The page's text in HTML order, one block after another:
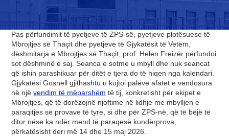
Pas përfundimit të pyetjeve të ZPS-së, pyetjeve plotësuese të
Mbrojtjes së Thaçit dhe pyetjeve të Gjykatësit të Vetëm,
dëshmitarja e Mbrojtjes së Thaçit, prof. Helen Freizër përfundoi
sot dëshminë e saj. Seanca e sotme u mbyll dhe nuk seancat
që ishin parashikuar për ditët e tjera do të hiqen nga kalendari.
Gjykatësi Gosnell gjithashtu u kujtoi palëve afatet e vendosura
në njëvendim të mëparshëm të tij, konkretisht për ekipet e
Mbrojtjes, që të dorëzojnë njoftime në lidhje me mbylljen e
paraqitjes së provave të tyre, si dhe për ZPS-në, që të bëjë të
ditur nëse ka ndër mend të paraqesë kundërprova,
përkatësisht deri më 14 dhe 15 maj 2026.